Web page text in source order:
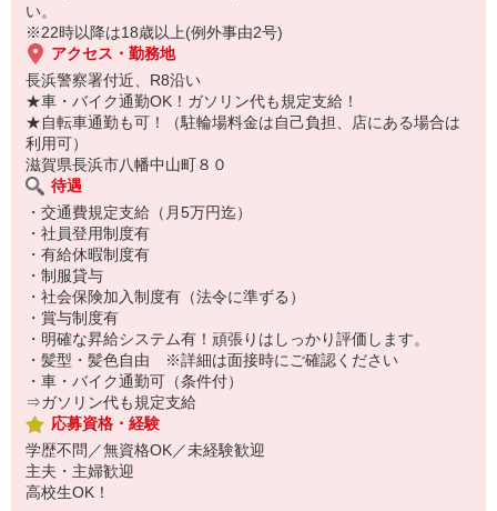
●洗い場/店内清掃
お客さまが返却口にお持ちくださったお皿・おぼんを洗います。
食洗器を使って効率よく作業！手荒れの不安もナシ！
い。
※22時以降は18歳以上(例外事由2号)
アクセス・勤務地
長浜警察署付近、R8沿い
★車・バイク通勤OK！ガソリン代も規定支給！
★自転車通勤も可！（駐輪場料金は自己負担、店にある場合は
利用可）
滋賀県長浜市八幡中山町８０
待遇
・交通費規定支給（月5万円迄）
・社員登用制度有
・有給休暇制度有
・制服貸与
・社会保険加入制度有（法令に準ずる）
・賞与制度有
・明確な昇給システム有！頑張りはしっかり評価します。
・髪型・髪色自由 ※詳細は面接時にご確認ください
・車・バイク通勤可（条件付）
⇒ガソリン代も規定支給
応募資格・経験
学歴不問／無資格OK／未経験歓迎
主夫・主婦歓迎
高校生OK！